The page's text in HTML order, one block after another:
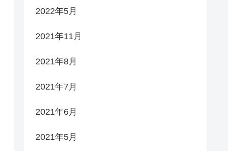
2022年5月
2021年11月
2021年8月
2021年7月
2021年6月
2021年5月